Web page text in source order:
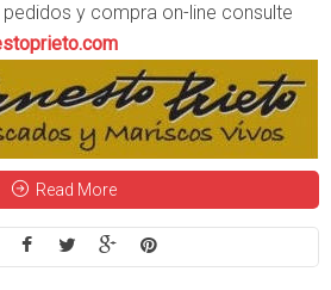
y compra on-line consulte
Read More